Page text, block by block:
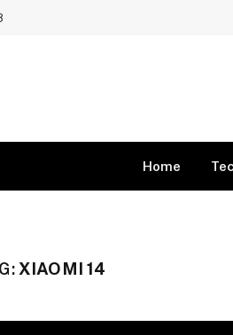
Home
XIAOMI 14